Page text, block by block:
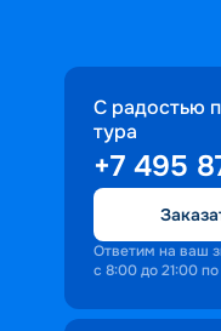
С радостью
тура
+7 495
Ответим на ваш
с 8:00 до 21:00